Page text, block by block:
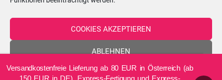
COOKIES AKZEPTIEREN
ABLEHNEN
EINSTELLUNGEN ANZEIGEN
Versandkostenfreie Lieferung ab 80 EUR in Österreich (ab
150 EUR in DE). Express-Fertigung und Express-